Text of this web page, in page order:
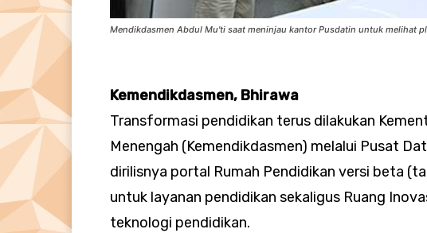
Mendikdasmen Abdul Mu'ti saat meninjau kantor Pusdatin untuk melihat
Kemendikdasmen, Bhirawa
Transformasi pendidikan terus dilakukan
Menengah (Kemendikdasmen) melalui Pusat
dirilisnya portal Rumah Pendidikan versi beta
untuk layanan pendidikan sekaligus Ruang
teknologi pendidikan.